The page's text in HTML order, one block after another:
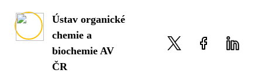
Ústav organické
chemie a
biochemie AV
ČR